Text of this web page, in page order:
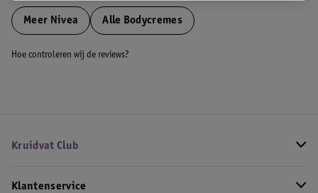
Meer Nivea Alle Bodycremes
Hoe controleren wij de reviews?
Kruidvat Club
Klantenservice